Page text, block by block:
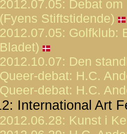
2012.07.05: Debat
(Fyens Stiftstidende)
2012.07.05: Golfklub:
Bladet)
2012.10.07: Den
Queer-debat: H.C.
Queer-debat: H.C.
International Art
2012.06.28: Kunst i